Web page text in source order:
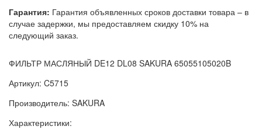
Гарантия: Гарантия объявленных сроков доставки товара – в
случае задержки, мы предоставляем скидку 10% на
следующий заказ.
ФИЛЬТР МАСЛЯНЫЙ DE12 DL08 SAKURA 65055105020B
Артикул: C5715
Производитель: SAKURA
Характеристики: